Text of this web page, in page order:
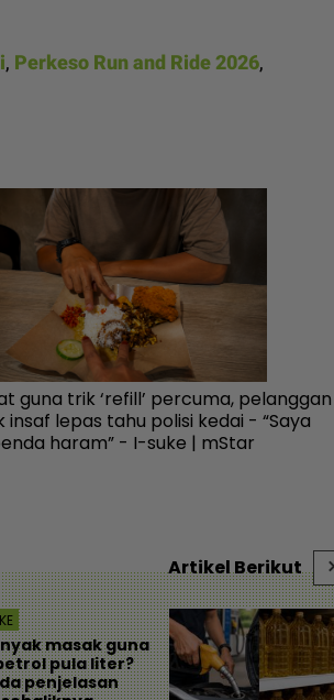
, Perkeso Run and Ride 2026,
guna trik ‘refill’ percuma, pelanggan
insaf lepas tahu polisi kedai - “Saya
haram” - I-suke | mStar
Artikel Berikut
masak guna
pula liter?
penjelasan